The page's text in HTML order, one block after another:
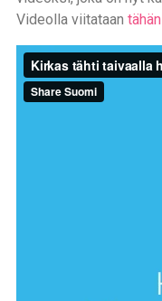
Videolla viitataan